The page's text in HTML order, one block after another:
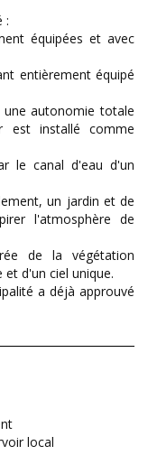
:
équipées et avec
entièrement équipé
autonomie totale
est installé comme
le canal d'eau d'un
un jardin et de
l'atmosphère de
de la végétation
d'un ciel unique.
a déjà approuvé
local